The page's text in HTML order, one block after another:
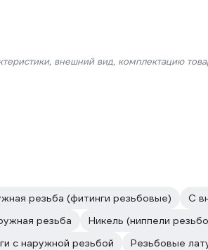
внешний вид, комплектацию
резьба (фитинги резьбовые) С
резьба Никель (ниппели
с наружной резьбой
Резьбовые